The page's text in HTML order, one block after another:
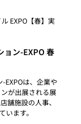
EXPO【春】実
ョン-EXPO 春
EXPOは、企業や
が出展される展
舗施設の人事、
ます。